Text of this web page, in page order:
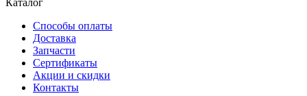
Каталог
Способы оплаты
Доставка
Запчасти
Сертификаты
Акции и скидки
Контакты